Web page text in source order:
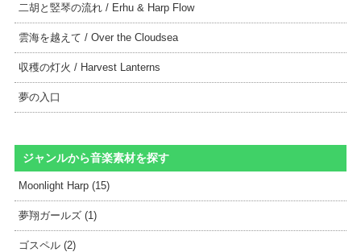
二胡と竪琴の流れ / Erhu & Harp Flow
雲海を越えて / Over the Cloudsea
収穫の灯火 / Harvest Lanterns
夢の入口
ジャンルから音楽素材を探す
Moonlight Harp (15)
夢翔ガールズ (1)
ゴスペル (2)